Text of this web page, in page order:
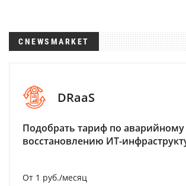
CNEWSMARKET
DRaaS
Подобрать тариф по аварийному
восстановлению ИТ-
От 1 руб./месяц